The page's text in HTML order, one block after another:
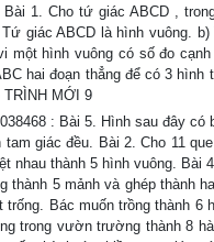
1. Cho tứ giác ABCD ,
giác ABCD là hình vuông.
một hình vuông có số đo
hai đoạn thẳng để có 3
TRÌNH MỚI 9
: Bài 5. Hình sau đây
giác đều. Bài 2. Cho 11
nhau thành 5 hình vuông.
thành 5 mảnh và ghép thành
Bác muốn trồng thành
trong vườn trường thành 8